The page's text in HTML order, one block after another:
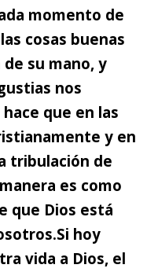
momento de
cosas buenas
su mano, y
nos
que en las
y en
tribulación de
es como
que Dios está
Si hoy
vida a Dios, el